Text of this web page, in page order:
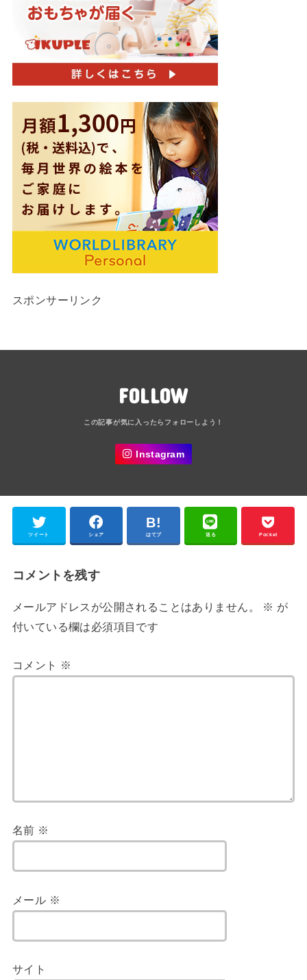
スポンサーリンク
FOLLOW
Instagram
ツイート シェア はてブ 送る Pocket
コメントを残す
メールアドレスが公開されることはありません。 ※ が
付いている欄は必須項目です
コメント ※
名前 ※
メール ※
サイト